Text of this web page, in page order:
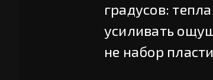
градусов:
усиливать
не набор